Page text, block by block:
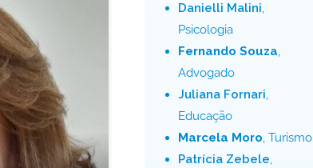
Danielli Malini,
Psicologia
Fernando Souza,
Advogado
Juliana Fornari,
Educação
Marcela Moro, Turismo
Patrícia Zebele,